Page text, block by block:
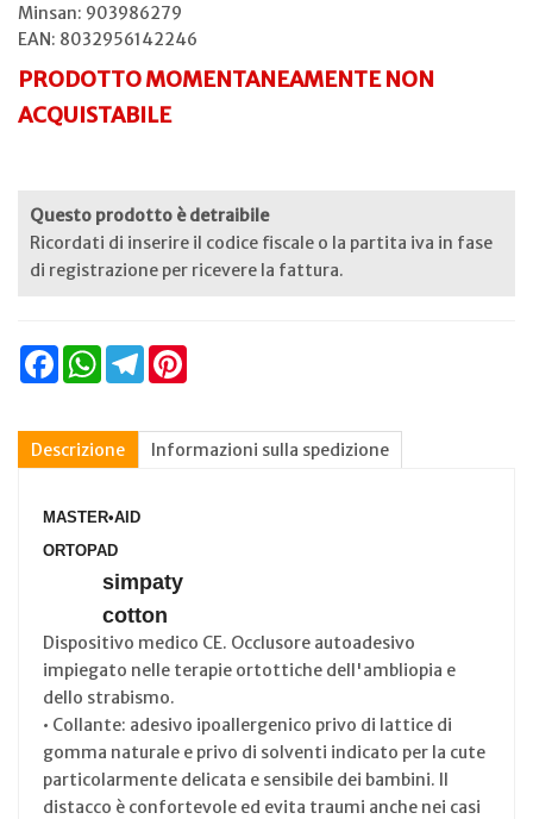
Minsan: 903986279
EAN: 8032956142246
PRODOTTO MOMENTANEAMENTE NON
ACQUISTABILE
Questo prodotto è detraibile
Ricordati di inserire il codice fiscale o la partita iva in fase
di registrazione per ricevere la fattura.
FacebookWhatsAppTelegram
Descrizione Informazioni sulla spedizione
MASTER•AID
ORTOPAD
simpaty
cotton
Dispositivo medico CE. Occlusore autoadesivo
impiegato nelle terapie ortottiche dell'ambliopia e
dello strabismo.
• Collante: adesivo ipoallergenico privo di lattice di
gomma naturale e privo di solventi indicato per la cute
particolarmente delicata e sensibile dei bambini. Il
distacco è confortevole ed evita traumi anche nei casi